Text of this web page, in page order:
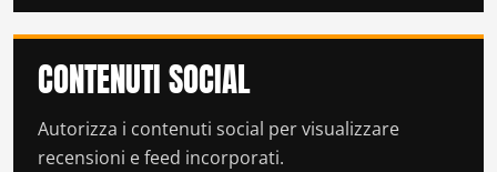
CONTENUTI SOCIAL
Autorizza i contenuti social per visualizzare
recensioni e feed incorporati.